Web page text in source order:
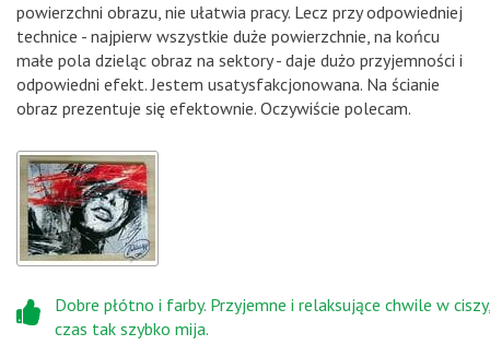
powierzchni obrazu, nie ułatwia pracy. Lecz przy odpowiedniej
technice - najpierw wszystkie duże powierzchnie, na końcu
małe pola dzieląc obraz na sektory - daje dużo przyjemności i
odpowiedni efekt. Jestem usatysfakcjonowana. Na ścianie
obraz prezentuje się efektownie. Oczywiście polecam.
Dobre płótno i farby. Przyjemne i relaksujące chwile w ciszy,
czas tak szybko mija.